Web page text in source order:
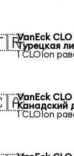
VanEck
Турецкая
1 CLOIon
VanEck
Канадский
1 CLOIon